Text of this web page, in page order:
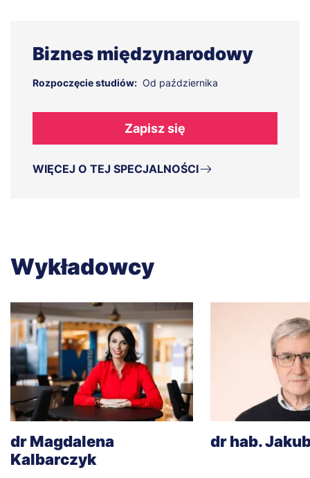
Biznes międzynarodowy
Rozpoczęcie studiów: Od października
Zapisz się
WIĘCEJ O TEJ SPECJALNOŚCI
Wykładowcy
dr Magdalena
Kalbarczyk
dr hab.